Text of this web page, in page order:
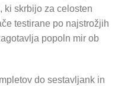
ki skrbijo za celosten
testirane po najstrožjih
popoln mir ob
do sestavljank in